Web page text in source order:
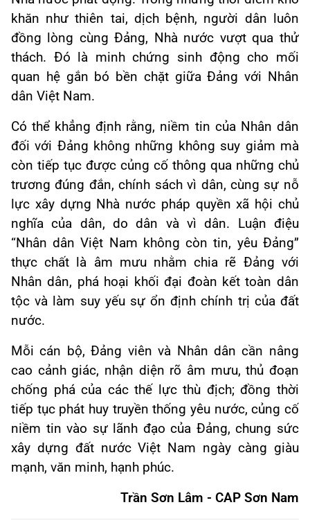
khăn như thiên tai, dịch bệnh, người dân luôn
đồng lòng cùng Đảng, Nhà nước vượt qua thử
thách. Đó là minh chứng sinh động cho mối
quan hệ gắn bó bền chặt giữa Đảng với Nhân
dân Việt Nam.
Có thể khẳng định rằng, niềm tin của Nhân dân
đối với Đảng không những không suy giảm mà
còn tiếp tục được củng cố thông qua những chủ
trương đúng đắn, chính sách vì dân, cùng sự nỗ
lực xây dựng Nhà nước pháp quyền xã hội chủ
nghĩa của dân, do dân và vì dân. Luận điệu
“Nhân dân Việt Nam không còn tin, yêu Đảng”
thực chất là âm mưu nhằm chia rẽ Đảng với
Nhân dân, phá hoại khối đại đoàn kết toàn dân
tộc và làm suy yếu sự ổn định chính trị của đất
nước.
Mỗi cán bộ, Đảng viên và Nhân dân cần nâng
cao cảnh giác, nhận diện rõ âm mưu, thủ đoạn
chống phá của các thế lực thù địch; đồng thời
tiếp tục phát huy truyền thống yêu nước, củng cố
niềm tin vào sự lãnh đạo của Đảng, chung sức
xây dựng đất nước Việt Nam ngày càng giàu
mạnh, văn minh, hạnh phúc.
Trần Sơn Lâm - CAP Sơn Nam